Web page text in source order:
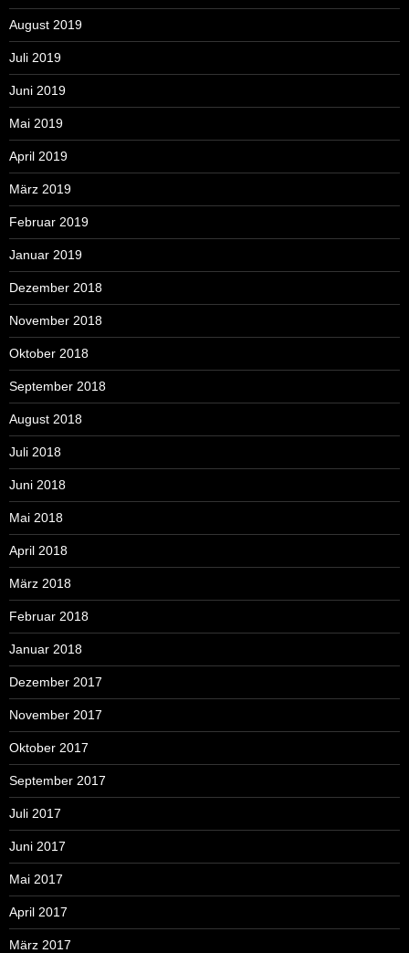
August 2019
Juli 2019
Juni 2019
Mai 2019
April 2019
März 2019
Februar 2019
Januar 2019
Dezember 2018
November 2018
Oktober 2018
September 2018
August 2018
Juli 2018
Juni 2018
Mai 2018
April 2018
März 2018
Februar 2018
Januar 2018
Dezember 2017
November 2017
Oktober 2017
September 2017
Juli 2017
Juni 2017
Mai 2017
April 2017
März 2017